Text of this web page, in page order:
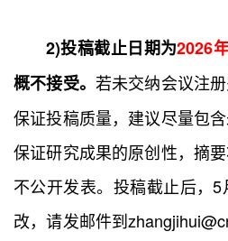
2)投稿截止日期为2026
概不接受。 若未交纳会议注
保证投稿质量，建议尽量包
保证研究成果的原创性，摘
不公开发表。投稿截止后，
改，请发邮件到